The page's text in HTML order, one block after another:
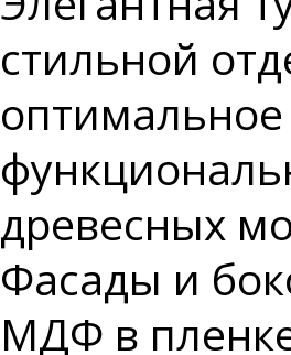
стильной
древесных
Фасады и
МДФ в